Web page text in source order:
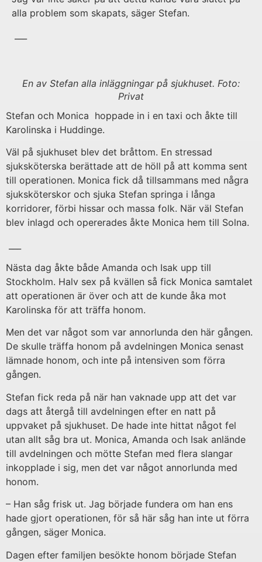
alla problem som skapats, säger Stefan.
En av Stefan alla inläggningar på sjukhuset. Foto:
Privat
Stefan och Monica hoppade in i en taxi och åkte till
Karolinska i Huddinge.
Väl på sjukhuset blev det bråttom. En stressad
sjuksköterska berättade att de höll på att komma sent
till operationen. Monica fick då tillsammans med några
sjuksköterskor och sjuka Stefan springa i långa
korridorer, förbi hissar och massa folk. När väl Stefan
blev inlagd och opererades åkte Monica hem till Solna.
Nästa dag åkte både Amanda och Isak upp till
Stockholm. Halv sex på kvällen så fick Monica samtalet
att operationen är över och att de kunde åka mot
Karolinska för att träffa honom.
Men det var något som var annorlunda den här gången.
De skulle träffa honom på avdelningen Monica senast
lämnade honom, och inte på intensiven som förra
gången.
Stefan fick reda på när han vaknade upp att det var
dags att återgå till avdelningen efter en natt på
uppvaket på sjukhuset. De hade inte hittat något fel
utan allt såg bra ut. Monica, Amanda och Isak anlände
till avdelningen och mötte Stefan med flera slangar
inkopplade i sig, men det var något annorlunda med
honom.
– Han såg frisk ut. Jag började fundera om han ens
hade gjort operationen, för så här såg han inte ut förra
gången, säger Monica.
Dagen efter familjen besökte honom började Stefan